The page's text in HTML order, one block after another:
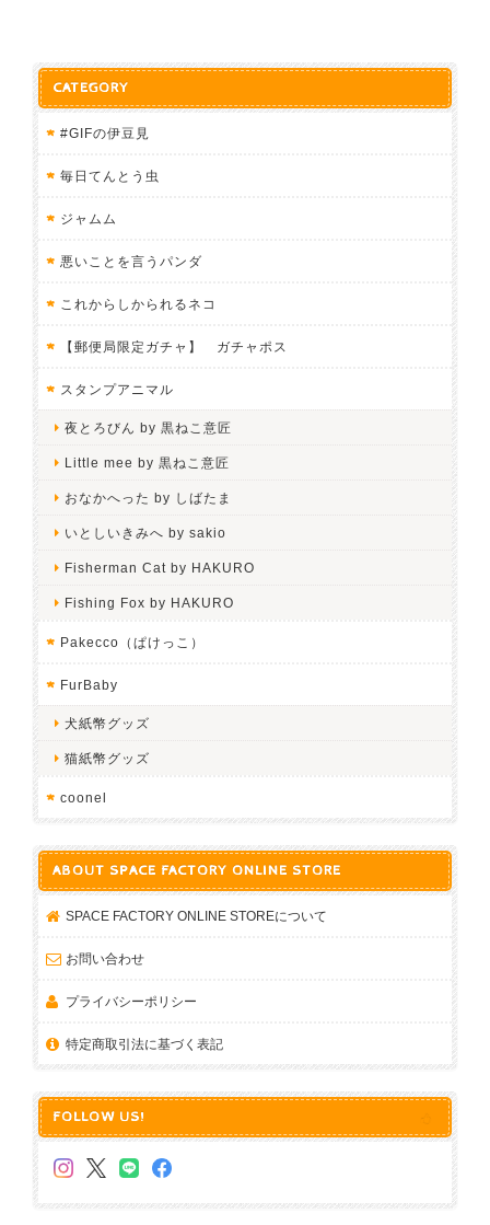
CATEGORY
#GIFの伊豆見
毎日てんとう虫
ジャムム
悪いことを言うパンダ
これからしかられるネコ
【郵便局限定ガチャ】 ガチャポス
スタンプアニマル
夜とろびん by 黒ねこ意匠
Little mee by 黒ねこ意匠
おなかへった by しばたま
いとしいきみへ by sakio
Fisherman Cat by HAKURO
Fishing Fox by HAKURO
Pakecco（ぱけっこ）
FurBaby
犬紙幣グッズ
猫紙幣グッズ
coonel
ABOUT SPACE FACTORY ONLINE STORE
SPACE FACTORY ONLINE STOREについて
お問い合わせ
プライバシーポリシー
特定商取引法に基づく表記
FOLLOW US!